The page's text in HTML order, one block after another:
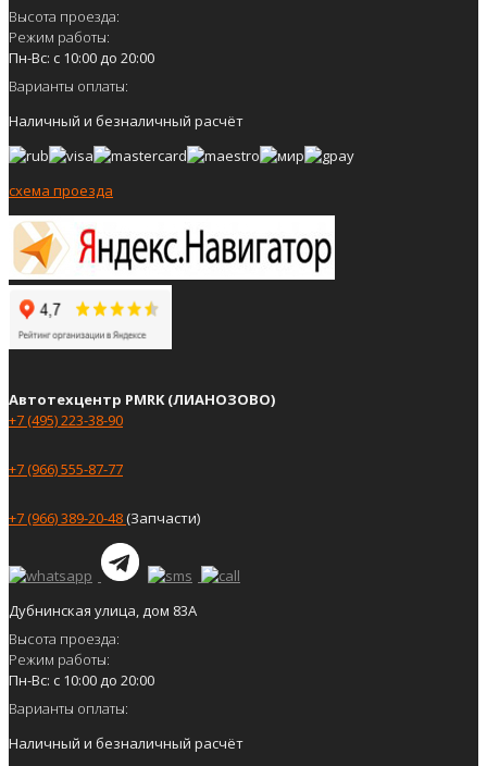
Высота проезда:
Режим работы:
Пн-Вс: с 10:00 до 20:00
Варианты оплаты:
Наличный и безналичный расчёт
схема проезда
Автотехцентр PMRK (ЛИАНОЗОВО)
+7 (495) 223-38-90
+7 (966) 555-87-77
+7 (966) 389-20-48(Запчасти)
Дубнинская улица, дом 83А
Высота проезда:
Режим работы:
Пн-Вс: с 10:00 до 20:00
Варианты оплаты:
Наличный и безналичный расчёт